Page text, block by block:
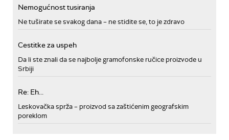
Nemogućnost tusiranja
Ne tuširate se svakog dana – ne stidite se, to je zdravo
Cestitke za uspeh
Da li ste znali da se najbolje gramofonske ručice proizvode u
Srbiji
Re: Eh...
Leskovačka sprža – proizvod sa zaštićenim geografskim
poreklom